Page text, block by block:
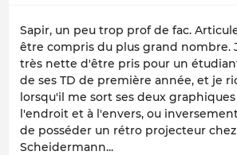
Sapir, un peu trop prof de fac.
être compris du plus grand nombre.
très nette d'être pris pour un
de ses TD de première année, et je
lorsqu'il me sort ses deux
l'endroit et à l'envers, ou
de posséder un rétro projecteur
Scheidermann...